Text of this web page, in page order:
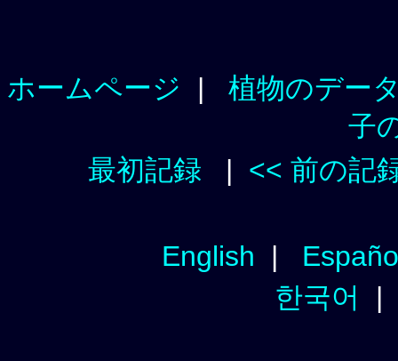
ホームページ | 植物のデー
子
最初記録 | << 前の記
English |
한국어